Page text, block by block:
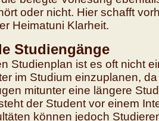
oder nicht. Hier schafft
Heimatuni Klarheit.
Studiengänge
Studienplan ist es oft nicht
im Studium einzuplanen,
mitunter eine längere
der Student vor einem
können jedoch